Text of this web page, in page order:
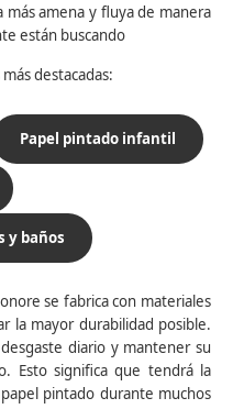
amena y fluya de manera
están buscando
destacadas:
Papel pintado infantil
y baños
se fabrica con materiales
la mayor durabilidad posible.
diario y mantener su
Esto significa que tendrá la
pintado durante muchos